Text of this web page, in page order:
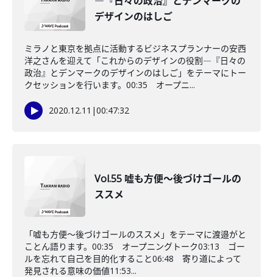
デザインのはしご
ミラノと東京を拠点に活動するビジネスプランナーの安西
洋之さんを迎えて「これからのデザインの役割―『日々の
政治』とデンマークのデザインのはしご」をテーマにトー
クセッションを行います。00:35 オープニ...
2020.12.11 |00:47:32
Vol.55 嘘も方便～後づけゴールの
ススメ
「嘘も方便～後づけゴールのススメ」をテーマに渡邉がと
ことん語ります。00:35 オープニングトーク03:13 ゴー
ルを忘れて自己を目的化すること06:48 寄り道によって
発見される意味の価値11:53...